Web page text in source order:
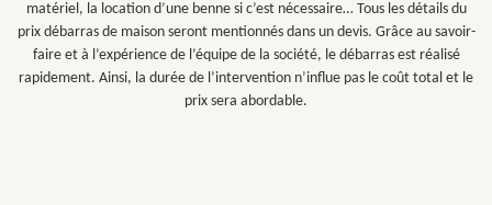
matériel, la location d’une benne si c’est nécessaire… Tous les détails du
prix débarras de maison seront mentionnés dans un devis. Grâce au savoir-
faire et à l’expérience de l’équipe de la société, le débarras est réalisé
rapidement. Ainsi, la durée de l’intervention n’influe pas le coût total et le
prix sera abordable.